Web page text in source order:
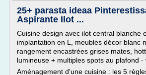
25+ parasta ideaa
Aspirante Ilot ...
Cuisine design avec ilot central blanche
implantation en L, meubles décor blanc
rangement encastrées grises mates,
lumineuse + multiples spots au plafond -
Aménagement d'une cuisine : les 5